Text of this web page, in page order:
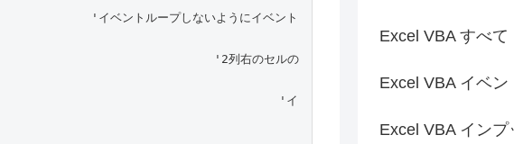
Excel VBA すべて
Excel VBA イベン
Excel VBA インプ